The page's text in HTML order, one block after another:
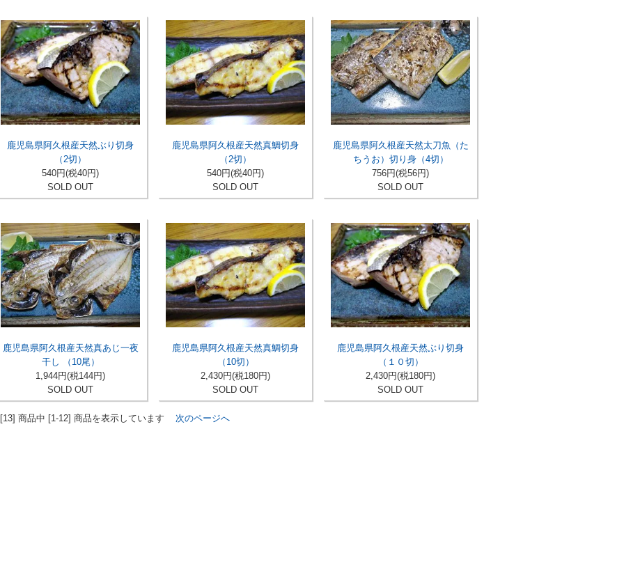
鹿児島県阿久根産天然ぶり切身
（2切）
540円(税40円)
SOLD OUT
鹿児島県阿久根産天然真鯛切身
（2切）
540円(税40円)
SOLD OUT
鹿児島県阿久根産天然太刀魚（た
ちうお）切り身（4切）
756円(税56円)
SOLD OUT
鹿児島県阿久根産天然真あじ一夜
干し （10尾）
1,944円(税144円)
SOLD OUT
鹿児島県阿久根産天然真鯛切身
（10切）
2,430円(税180円)
SOLD OUT
鹿児島県阿久根産天然ぶり切身
（１０切）
2,430円(税180円)
SOLD OUT
商品中 [1-12] 商品を表示しています 次のページへ